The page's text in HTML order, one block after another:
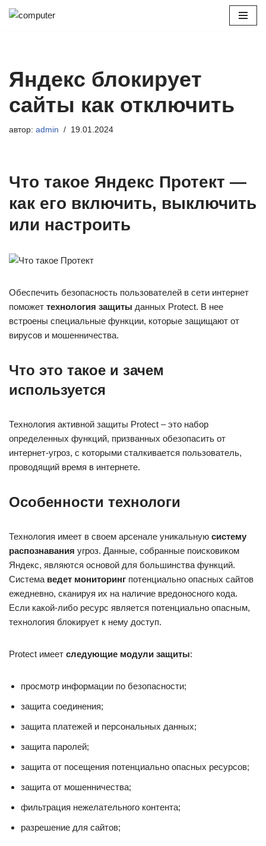
Яндекс блокирует
сайты как отключить
автор: admin 19.01.2024
Что такое Яндекс Протект —
как его включить, выключить
или настроить
Обеспечить безопасность пользователей в сети интернет
поможет технология защиты данных Protect. В нее
встроены специальные функции, которые защищают от
вирусов и мошенничества.
Что это такое и зачем
используется
Технология активной защиты Protect – это набор
определенных функций, призванных обезопасить от
интернет-угроз, с которыми сталкивается пользователь,
проводящий время в интернете.
Особенности технологи
Технология имеет в своем арсенале уникальную систему
распознавания угроз. Данные, собранные поисковиком
Яндекс, являются основой для большинства функций.
Система ведет мониторинг потенциально опасных сайтов
ежедневно, сканируя их на наличие вредоносного кода.
Если какой-либо ресурс является потенциально опасным,
технология блокирует к нему доступ.
Protect имеет следующие модули защиты:
просмотр информации по безопасности;
защита соединения;
защита платежей и персональных данных;
защита паролей;
защита от посещения потенциально опасных ресурсов;
защита от мошенничества;
фильтрация нежелательного контента;
разрешение для сайтов;